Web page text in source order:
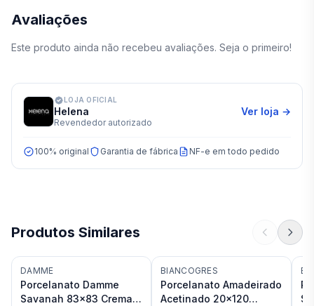
Avaliações
Este produto ainda não recebeu avaliações. Seja o primeiro!
LOJA OFICIAL
Helena
Revendedor autorizado
Ver loja →
100% original Garantia de fábrica NF-e em todo pedido
Produtos Similares
DAMME
Porcelanato Damme
Savanah 83x83 Crema
BIANCOGRES
Porcelanato Amadeirado
Acetinado 20x120